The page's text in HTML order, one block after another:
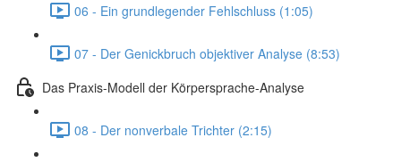
06 - Ein grundlegender Fehlschluss (1:05)
07 - Der Genickbruch objektiver Analyse (8:53)
Das Praxis-Modell der Körpersprache-Analyse
08 - Der nonverbale Trichter (2:15)